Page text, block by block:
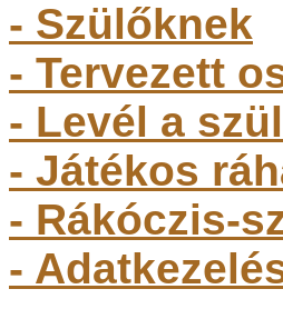
- Szülőknek
- Tervezett
- Levél a
- Játékos
- Rákóczis-
-